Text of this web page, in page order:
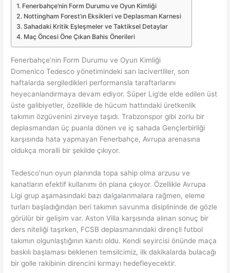
Fenerbahçe’nin Form Durumu ve Oyun Kimliği
Nottingham Forest’ın Eksikleri ve Deplasman Karnesi
Sahadaki Kritik Eşleşmeler ve Taktiksel Detaylar
Maç Öncesi Öne Çıkan Bahis Önerileri
Fenerbahçe’nin Form Durumu ve Oyun Kimliği
Domenico Tedesco yönetimindeki sarı lacivertliler, son
haftalarda sergiledikleri performansla taraftarlarını
heyecanlandırmaya devam ediyor. Süper Lig’de elde edilen üst
üste galibiyetler, özellikle de hücum hattındaki üretkenlik
takımın özgüvenini zirveye taşıdı. Trabzonspor gibi zorlu bir
deplasmandan üç puanla dönen ve iç sahada Gençlerbirliği
karşısında hata yapmayan Fenerbahçe, Avrupa arenasına
oldukça moralli bir şekilde çıkıyor.
Tedesco’nun oyun planında topa sahip olma arzusu ve
kanatların efektif kullanımı ön plana çıkıyor. Özellikle Avrupa
Ligi grup aşamasındaki bazı dalgalanmalara rağmen, eleme
turları başladığından beri takımın savunma disiplininde de gözle
görülür bir gelişim var. Aston Villa karşısında alınan sonuç bir
ders niteliği taşırken, FCSB deplasmanındaki dirençli futbol
takımın olgunlaştığının kanıtı oldu. Kendi seyircisi önünde maça
baskılı başlaması beklenen temsilcimiz, ilk dakikalarda bulacağı
bir golle rakibinin direncini kırmayı hedefleyecektir.